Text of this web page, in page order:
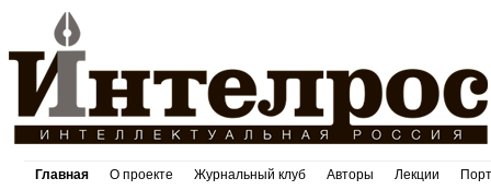
Главная О проекте Журнальный клуб Авторы Лекции